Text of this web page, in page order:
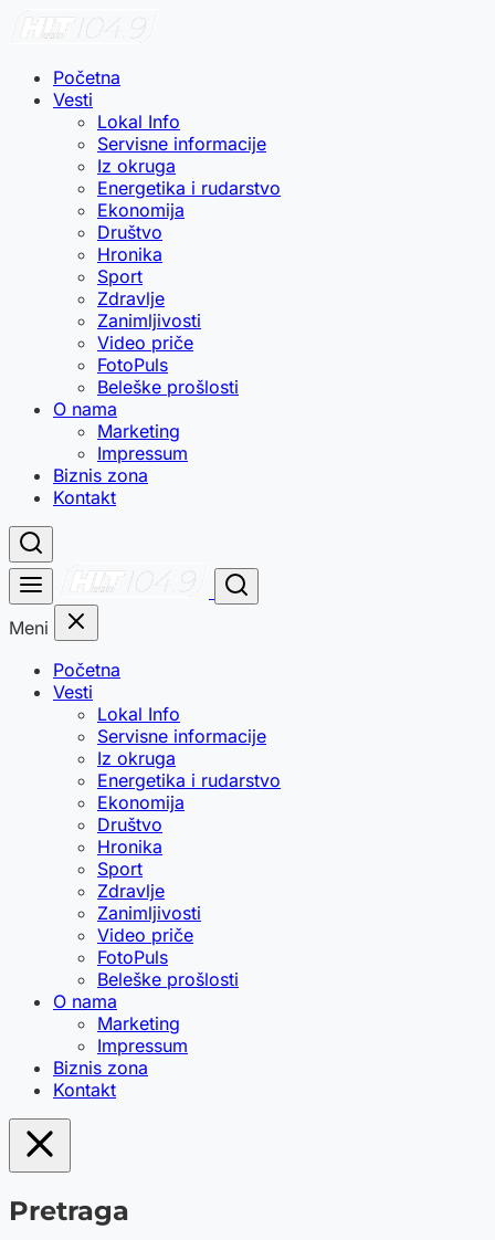
Početna
Vesti
Lokal Info
Servisne informacije
Iz okruga
Energetika i rudarstvo
Ekonomija
Društvo
Hronika
Sport
Zdravlje
Zanimljivosti
Video priče
FotoPuls
Beleške prošlosti
O nama
Marketing
Impressum
Biznis zona
Kontakt
Meni
Početna
Vesti
Lokal Info
Servisne informacije
Iz okruga
Energetika i rudarstvo
Ekonomija
Društvo
Hronika
Sport
Zdravlje
Zanimljivosti
Video priče
FotoPuls
Beleške prošlosti
O nama
Marketing
Impressum
Biznis zona
Kontakt
Pretraga